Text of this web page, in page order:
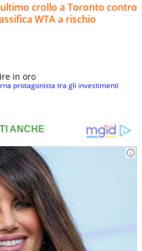
crollo a Toronto contro
WTA a rischio
in oro
protagonista tra gli investimenti